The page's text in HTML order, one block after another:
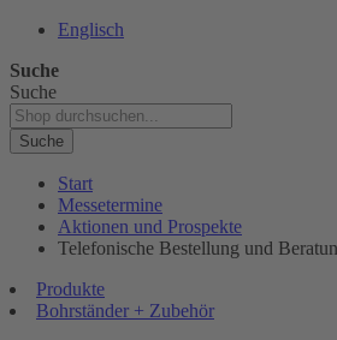
Englisch
Suche
Suche
Suche
Start
Messetermine
Aktionen und Prospekte
Telefonische Bestellung und
Produkte
Bohrständer + Zubehör